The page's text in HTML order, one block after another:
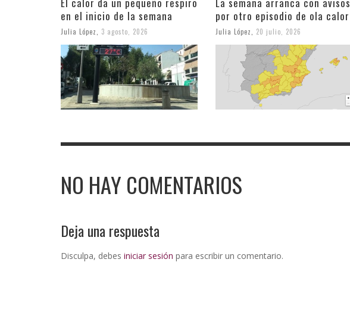
en el inicio de la semana
Julia López 3 agosto, 2026
por otro episodio de ola calor
Julia López 20 julio, 2026
NO HAY COMENTARIOS
Deja una respuesta
Disculpa, debes iniciar sesión para escribir un comentario.